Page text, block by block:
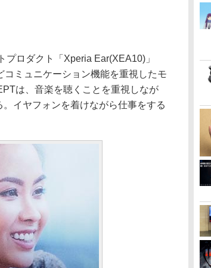
ロダクト「Xperia Ear(XEA10)」
ミュニケーション機能を重視したモ
は、音楽を聴くことを重視しなが
イヤフォンを着けながら仕事をする